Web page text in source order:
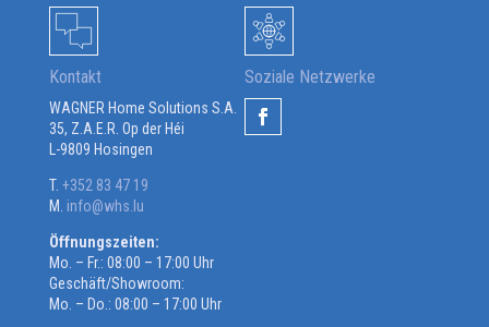
Kontakt
WAGNER Home Solutions S.A.
35, Z.A.E.R. Op der Héi
L-9809 Hosingen
T. +352 83 47 19
M. info@whs.lu
Öffnungszeiten:
Mo. – Fr.: 08:00 – 17:00 Uhr
Geschäft/Showroom:
Mo. – Do.: 08:00 – 17:00 Uhr
Soziale Netzwerke